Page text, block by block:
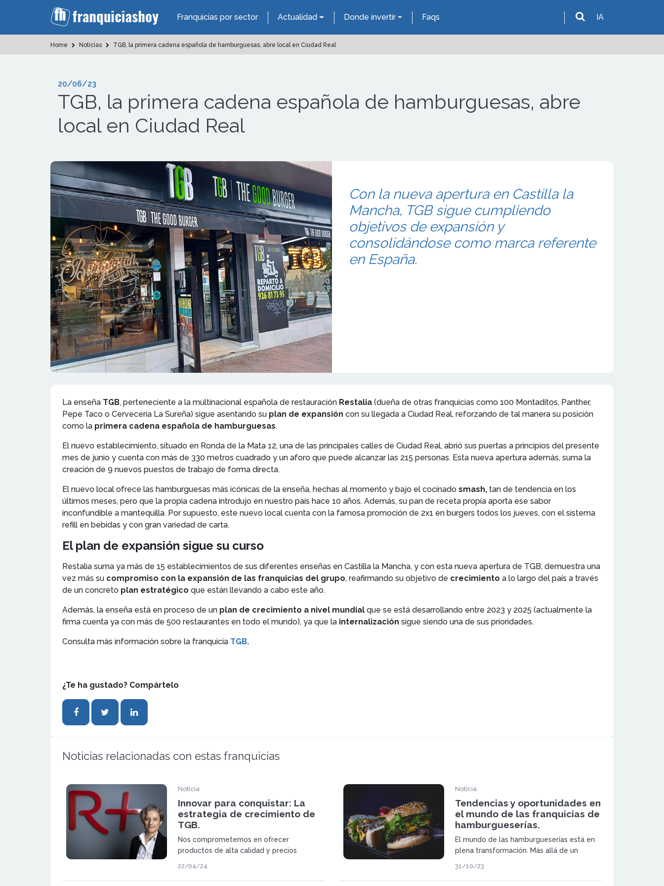
Franquicias por sector Actualidad Donde invertir Faqs IA
Home Noticias TGB, la primera cadena española de hamburguesas, abre local en Ciudad Real
20/06/23
TGB, la primera cadena española de hamburguesas, abre
local en Ciudad Real
Con la nueva apertura en Castilla la
Mancha, TGB sigue cumpliendo
objetivos de expansión y
consolidándose como marca referente
en España.
La enseña TGB, perteneciente a la multinacional española de restauración Restalia (dueña de otras franquicias como 100 Montaditos, Panther,
Pepe Taco o Cervecería La Sureña) sigue asentando su plan de expansión con su llegada a Ciudad Real, reforzando de tal manera su posición
como la primera cadena española de hamburguesas.
El nuevo establecimiento, situado en Ronda de la Mata 12, una de las principales calles de Ciudad Real, abrió sus puertas a principios del presente
mes de junio y cuenta con más de 330 metros cuadrado y un aforo que puede alcanzar las 215 personas. Esta nueva apertura además, suma la
creación de 9 nuevos puestos de trabajo de forma directa.
El nuevo local ofrece las hamburguesas más icónicas de la enseña, hechas al momento y bajo el cocinado smash, tan de tendencia en los
últimos meses, pero que la propia cadena introdujo en nuestro país hace 10 años. Además, su pan de receta propia aporta ese sabor
inconfundible a mantequilla. Por supuesto, este nuevo local cuenta con la famosa promoción de 2x1 en burgers todos los jueves, con el sistema
refill en bebidas y con gran variedad de carta.
El plan de expansión sigue su curso
Restalia suma ya más de 15 establecimientos de sus diferentes enseñas en Castilla la Mancha, y con esta nueva apertura de TGB, demuestra una
vez más su compromiso con la expansión de las franquicias del grupo, reafirmando su objetivo de crecimiento a lo largo del país a través
de un concreto plan estratégico que están llevando a cabo este año.
Además, la enseña está en proceso de un plan de crecimiento a nivel mundial que se está desarrollando entre 2023 y 2025 (actualmente la
firma cuenta ya con más de 500 restaurantes en todo el mundo), ya que la internalización sigue siendo una de sus prioridades.
Consulta más información sobre la franquicia TGB.
¿Te ha gustado? Compártelo
Noticias relacionadas con estas franquicias
Noticia
Innovar para conquistar: La
estrategia de crecimiento de
TGB.
Nos comprometemos en ofrecer
productos de alta calidad y precios
Restalia. Continuaremos enriqueciendo
22/04/24
Noticia
Tendencias y oportunidades en
el mundo de las franquicias de
hamburgueserías.
El mundo de las hamburgueserías está en
plena transformación. Más allá de un
premium están redefiniendo la experiencia
gastronómica.
31/10/23